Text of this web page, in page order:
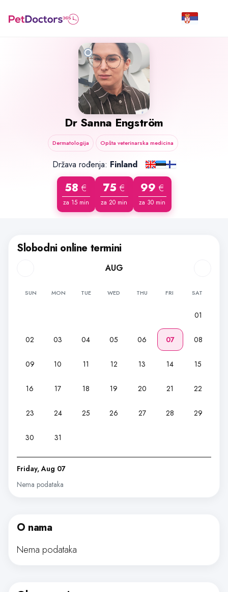
Dr Sanna Engström
Dermatologija Opšta veterinarska medicina
Država rođenja: Finland
58 €
za 15 min
75 €
za 20 min
99 €
za 30 min
Slobodni online termini
AUG
SUN MON TUE WED THU FRI SAT
01
02 03 04 05 06 07 08
09 10 11 12 13 14 15
16 17 18 19 20 21 22
23 24 25 26 27 28 29
30 31
Friday, Aug 07
Nema podataka
O nama
Nema podataka